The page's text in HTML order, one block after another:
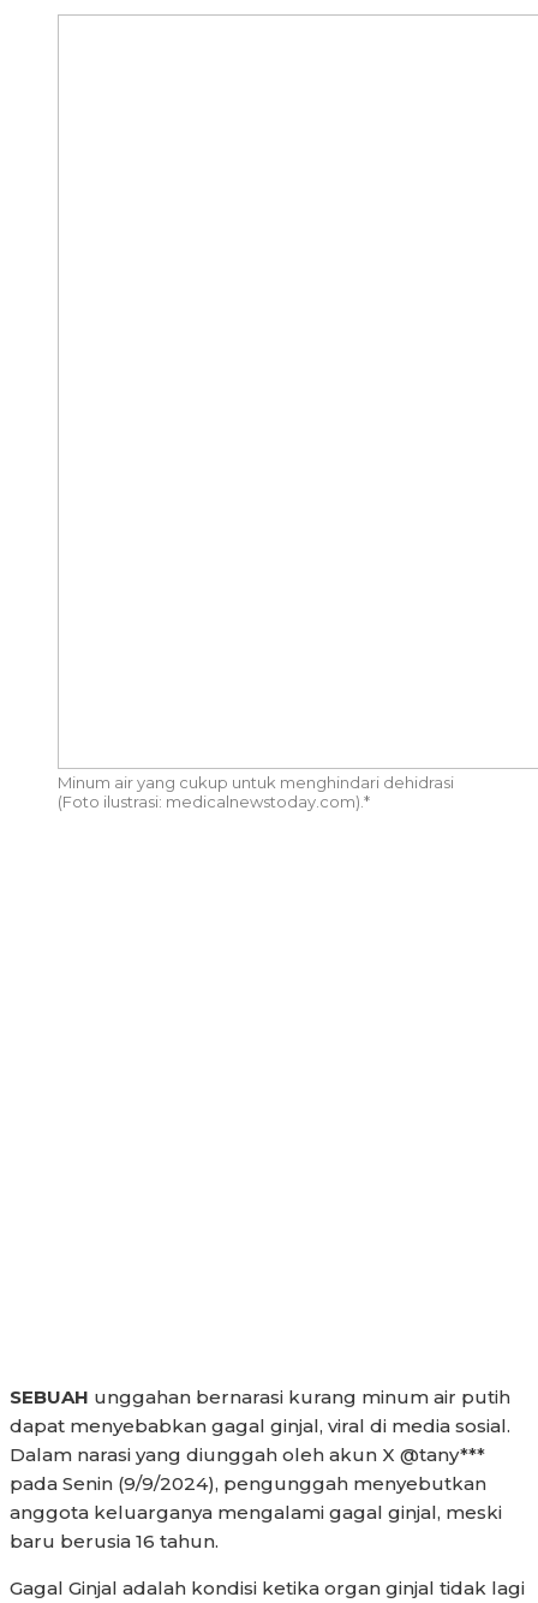
Minum air yang cukup untuk menghindari dehidrasi
(Foto ilustrasi: medicalnewstoday.com).*
SEBUAH unggahan bernarasi kurang minum air putih
dapat menyebabkan gagal ginjal, viral di media sosial.
Dalam narasi yang diunggah oleh akun X @tany***
pada Senin (9/9/2024), pengunggah menyebutkan
anggota keluarganya mengalami gagal ginjal, meski
baru berusia 16 tahun.
Gagal Ginjal adalah kondisi ketika organ ginjal tidak lagi